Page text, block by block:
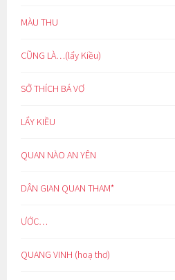
MÀU THU
CŨNG LÀ…(lẩy Kiều)
SỞ THÍCH BÁ VƠ
LẨY KIỀU
QUAN NÀO AN YÊN
DÂN GIAN QUAN THAM*
ƯỚC…
QUANG VINH (hoạ thơ)